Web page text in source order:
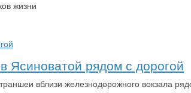
жизни
Ясиноватой рядом с дорогой
вблизи железнодорожного вокзала